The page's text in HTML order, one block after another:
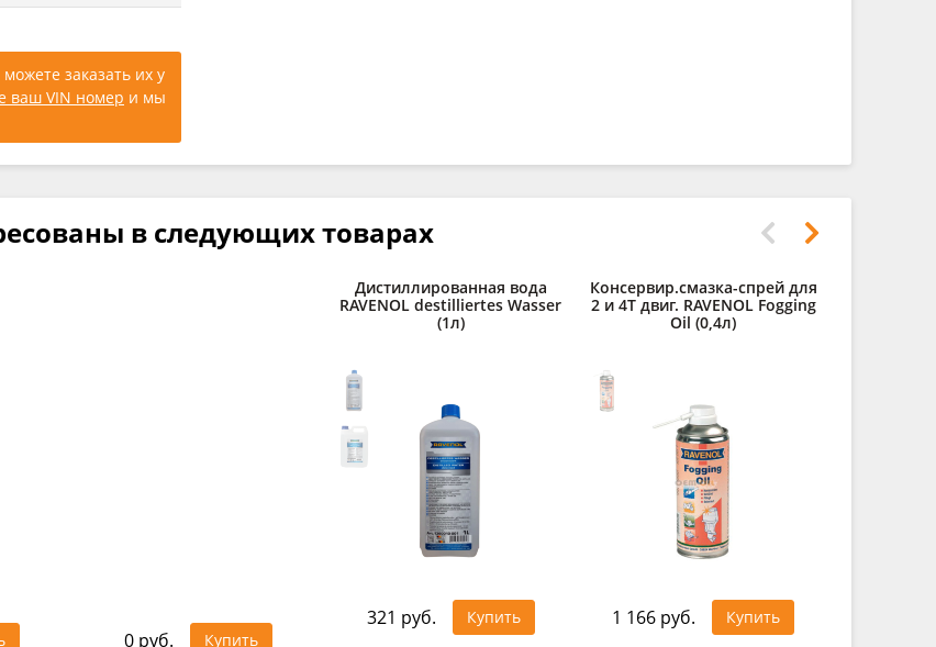
заказать их у
ваш VIN номер и мы
в следующих товарах
0 руб. Купить
Дистиллированная вода
RAVENOL destilliertes Wasser
(1л)
321 руб.
Купить
Консервир.смазка-спрей для
2 и 4Т двиг. RAVENOL Fogging
Oil (0,4л)
1 166 руб.
Купить